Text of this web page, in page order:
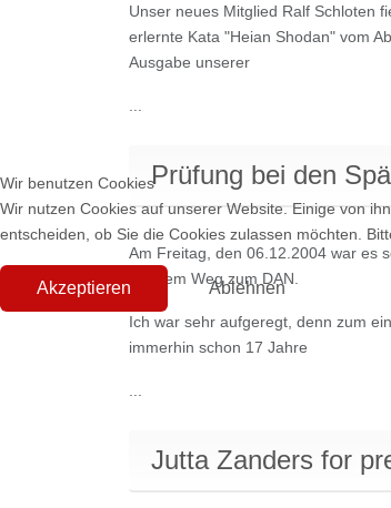
Unser neues Mitglied Ralf Schloten
erlernte Kata "Heian Shodan" vom
Ausgabe unserer
Prüfung bei den
Am Freitag, den 06.12.2004 war es
auf dem Weg zum DAN.
Ich war sehr aufgeregt, denn zum
immerhin schon 17 Jahre
Jutta Zanders for
Wir benutzen Cookies
Wir nutzen Cookies auf unserer Website. Einige von
entscheiden, ob Sie die Cookies zulassen möchten.
Akzeptieren Ablehnen